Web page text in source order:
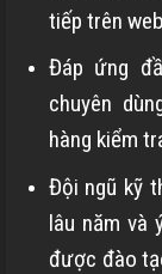
tiếp trên
Đáp ứng
chuyên
hàng kiểm
Đội ngũ kỹ
lâu năm và
được đào